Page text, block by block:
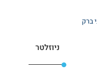
ניוזלטר